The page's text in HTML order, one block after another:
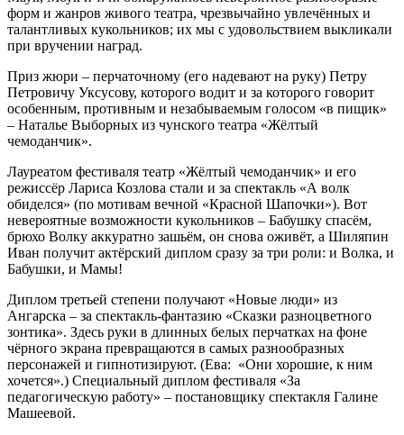
форм и жанров живого театра, чрезвычайно увлечённых и
талантливых кукольников; их мы с удовольствием выкликали
при вручении наград.
Приз жюри – перчаточному (его надевают на руку) Петру
Петровичу Уксусову, которого водит и за которого говорит
особенным, противным и незабываемым голосом «в пищик»
– Наталье Выборных из чунского театра «Жёлтый
чемоданчик».
Лауреатом фестиваля театр «Жёлтый чемоданчик» и его
режиссёр Лариса Козлова стали и за спектакль «А волк
обиделся» (по мотивам вечной «Красной Шапочки»). Вот
невероятные возможности кукольников – Бабушку спасём,
брюхо Волку аккуратно зашьём, он снова оживёт, а Шиляпин
Иван получит актёрский диплом сразу за три роли: и Волка, и
Бабушки, и Мамы!
Диплом третьей степени получают «Новые люди» из
Ангарска – за спектакль-фантазию «Сказки разноцветного
зонтика». Здесь руки в длинных белых перчатках на фоне
чёрного экрана превращаются в самых разнообразных
персонажей и гипнотизируют. (Ева: «Они хорошие, к ним
хочется».) Специальный диплом фестиваля «За
педагогическую работу» – постановщику спектакля Галине
Машеевой.